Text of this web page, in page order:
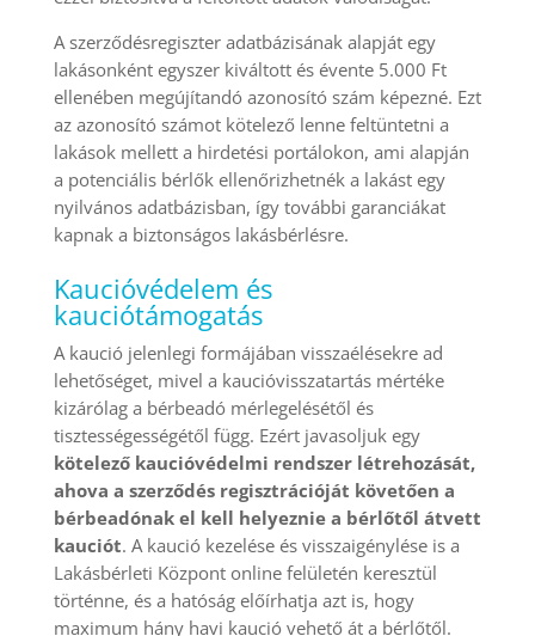
A szerződésregiszter adatbázisának alapját egy
lakásonként egyszer kiváltott és évente 5.000 Ft
ellenében megújítandó azonosító szám képezné. Ezt
az azonosító számot kötelező lenne feltüntetni a
lakások mellett a hirdetési portálokon, ami alapján
a potenciális bérlők ellenőrizhetnék a lakást egy
nyilvános adatbázisban, így további garanciákat
kapnak a biztonságos lakásbérlésre.
Kaucióvédelem és
kauciótámogatás
A kaució jelenlegi formájában visszaélésekre ad
lehetőséget, mivel a kaucióvisszatartás mértéke
kizárólag a bérbeadó mérlegelésétől és
tisztességességétől függ. Ezért javasoljuk egy
kötelező kaucióvédelmi rendszer létrehozását,
ahova a szerződés regisztrációját követően a
bérbeadónak el kell helyeznie a bérlőtől átvett
kauciót. A kaució kezelése és visszaigénylése is a
Lakásbérleti Központ online felületén keresztül
történne, és a hatóság előírhatja azt is, hogy
maximum hány havi kaució vehető át a bérlőtől.